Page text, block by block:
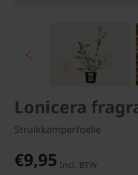
Lonicera
Struikkamperfoelie
€9,95 Incl. BTW